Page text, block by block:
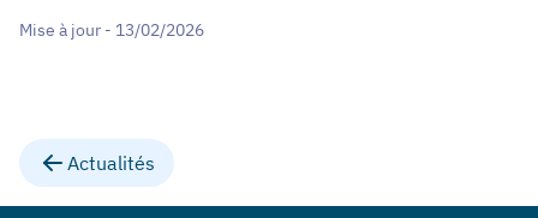
Mise à jour - 13/02/2026
Actualités